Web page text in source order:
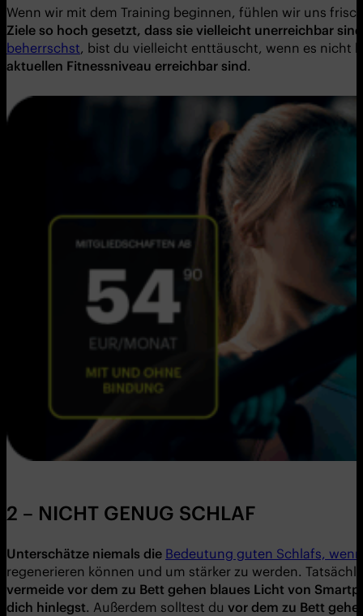
Wenn wir mit dem Training beginnen, fühlen wir uns
Ziele so hoch gesetzt, dass sie vielleicht unerreichbar sind
beherrschst, bist du vielleicht enttäuscht, wenn es nicht
aktuellen Fitnessniveau erreichbar sind.
2 – NICHT GENUG SCHLAF
Unterschätze niemals die Bedeutung guten Schlafs,
regenerieren können und um stärker zu werden.
vermeide vor dem zu Bett gehen blaues Licht von
dich hinlegst. Außerdem solltest du vor dem zu Bett